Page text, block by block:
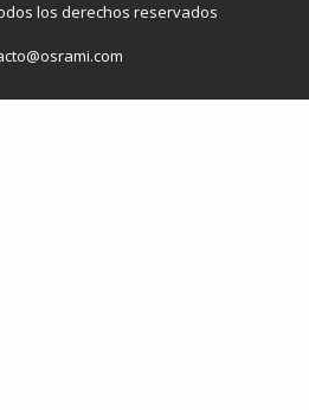
los derechos reservados